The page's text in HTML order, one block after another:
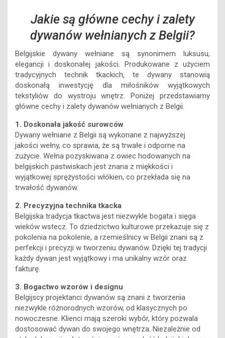
dywanów wełnianych z Belgii?
Belgijskie dywany wełniane są synonimem luksusu,
elegancji i doskonałej jakości. Produkowane z użyciem
tradycyjnych technik tkackich, te dywany stanowią
doskonałą inwestycję dla miłośników wyjątkowych
tekstyliów do wystroju wnętrz. Poniżej przedstawiamy
główne cechy i zalety dywanów wełnianych z Belgii.
1. Doskonała jakość surowców
jakości wełny, co sprawia, że są trwałe i odporne na
zużycie. Wełna pozyskiwana z owiec hodowanych na
belgijskich pastwiskach jest znana z miękkości i
wyjątkowej sprężystości włókien, co przekłada się na
trwałość dywanów.
2. Precyzyjna technika tkacka
wieków wstecz. To dziedzictwo kulturowe przekazuje się z
pokolenia na pokolenie, a rzemieślnicy w Belgii znani są z
perfekcji i precyzji w tworzeniu dywanów. Dzięki tej tradycji
każdy dywan jest wyjątkowy i ma unikalny wzór oraz
fakturę.
3. Bogactwo wzorów i designu
niezwykle różnorodnych wzorów, od klasycznych po
nowoczesne. Klienci mają szeroki wybór, który pozwala
dostosować dywan do swojego wnętrza. Niezależnie od
stylu dekoracji, z łatwością można znaleźć belgijski dywan,
który doskonale wpisze się w aranżację przestrzeni.